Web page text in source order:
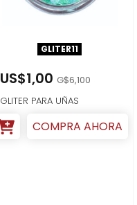
GLITER11
US$1,00 G$6,100
GLITER PARA UÑAS
COMPRA AHORA